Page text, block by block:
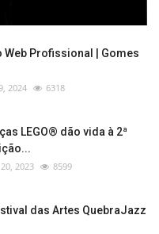
Web Profissional | Gomes
2024 6318
LEGO® dão vida à 2ª
2023 8599
das Artes QuebraJazz